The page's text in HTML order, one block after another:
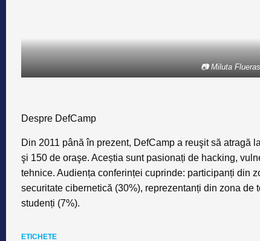
Din 2011 până în prezent, DefCamp a reuşit să atragă
şi 150 de oraşe. Aceștia sunt pasionați de hacking,
studenți (7%).
ETICHETE
Distribuie și tu: